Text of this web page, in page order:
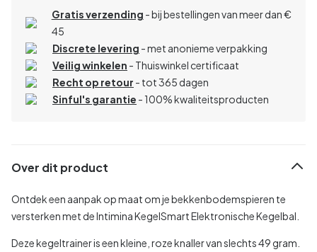
Gratis verzending - bij bestellingen van meer dan €
45
Discrete levering - met anonieme verpakking
Veilig winkelen - Thuiswinkel certificaat
Recht op retour - tot 365 dagen
Sinful's garantie - 100% kwaliteitsproducten
Over dit product
Ontdek een aanpak op maat om je bekkenbodemspieren te
versterken met de Intimina KegelSmart Elektronische Kegelbal.
Deze kegeltrainer is een kleine, roze knaller van slechts 49 gram.